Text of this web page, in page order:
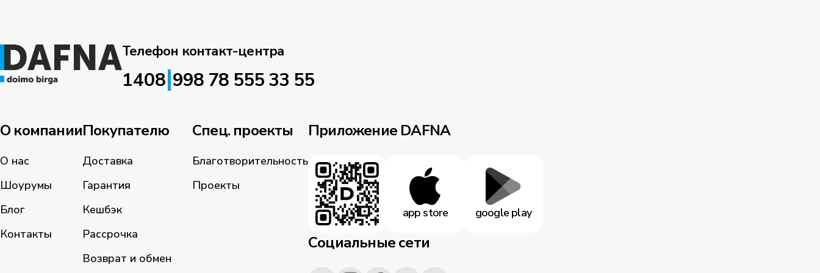
Телефон контакт-центра
1408|998 78 555 33 55
О компании
О нас
Шоурумы
Блог
Контакты
Покупателю
Доставка
Гарантия
Кешбэк
Рассрочка
Возврат и обмен
Спец. проекты
Благотворительность
Проекты
Приложение DAFNA
app store google play
Социальные сети